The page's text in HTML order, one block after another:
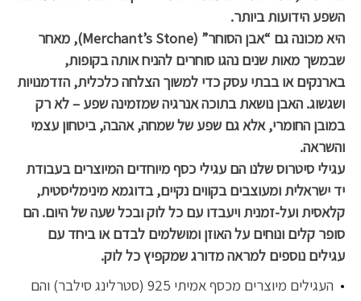
השפע הידועות ביותר.
היא מכונה גם “אבן הסוחר” (Merchant’s Stone), מאחר
שבמשך מאות שנים נהגו סוחרים להניח אותה בקופות,
בארנקים או בבתי עסק כדי למשוך הצלחה כלכלית, הזדמנויות
ושגשוג. האבן נושאת בתוכה אנרגיה שמזמינה שפע – לא רק
במובן החומרי, אלא גם שפע של שמחה, אהבה, ביטחון עצמי
והשראה.
עגילי סיטרוס שלנו הם עגילי כסף מיוחדים המיוצרים בעבודת
יד ישראלית ומעוצבים בקווים נקיים, בדוגמא מינימליסטית,
קלאסית ועל-זמנית ויעבדו עם כל לוק ובכל שעה של היום. הם
סופר קלים ונוחים על האוזן ומושלמים לבדם או ביחד עם
עגילים נוספים למראה מדורג שמקפיץ כל לוק.
העגילים מיוצרים מכסף אמיתי 925 (סטרלינג סילבר) והם